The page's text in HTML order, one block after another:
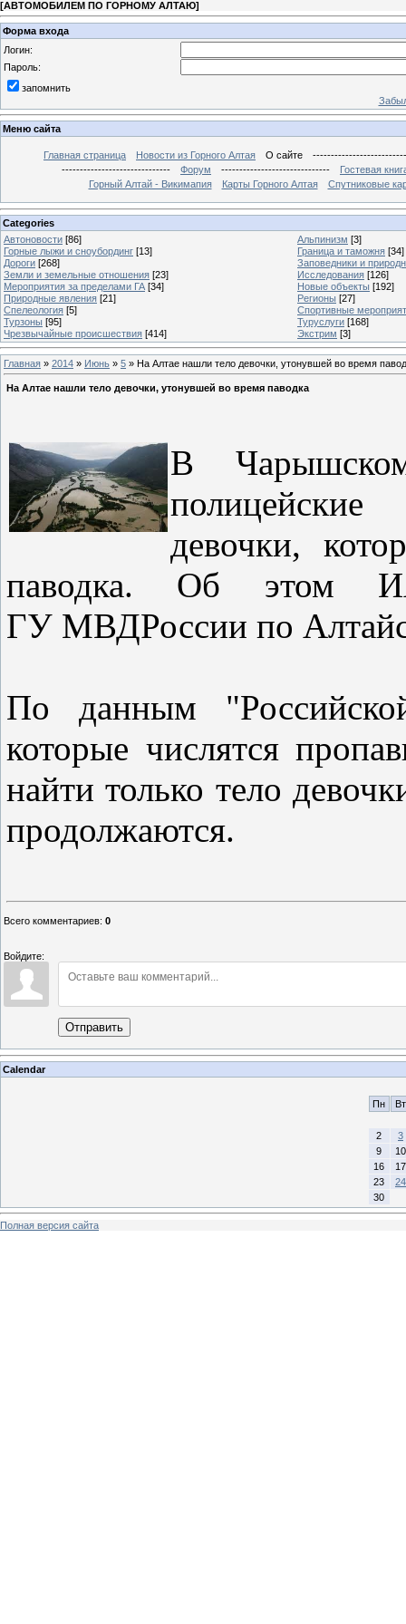
[АВТОМОБИЛЕМ ПО ГОРНОМУ АЛТАЮ]
Форма входа
Логин:
Пароль:
запомнить
Меню сайта
Главная страница Новости из Горного Алтая О сайте
------------------------------
Форум ------------------------------
Гостевая
Горный Алтай - Викимапия
Карты Горного Алтая Спутниковые
Categories
Автоновости [86] Альпинизм [3]
Горные лыжи и сноубординг [13] Граница и таможня [34]
Дороги [268]
Заповедники и
Земли и земельные отношения [23] Исследования [126]
Мероприятия за пределами ГА [34] Новые объекты [192]
Природные явления [21] Регионы [27]
Спелеология [5]
Спортивные
Турзоны [95] Туруслуги [168]
Чрезвычайные происшествия [414] Экстрим [3]
Главная » 2014 » Июнь » 5 » На Алтае нашли тело девочки, утонувшей во время
На Алтае нашли тело девочки, утонувшей во время паводка
В
девочки,
паводка. Об этом
ГУ МВДРоссии по
По данным
которые числятся
найти только тело
продолжаются.
Всего комментариев: 0
Войдите:
Отправить
Calendar
Пн Вт
2
3
9
10
16
17
23
24
30
Полная версия сайта